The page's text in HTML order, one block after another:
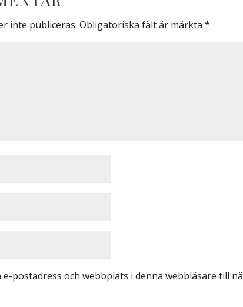
inte publiceras. Obligatoriska fält är märkta*
postadress och webbplats i denna webbläsare till